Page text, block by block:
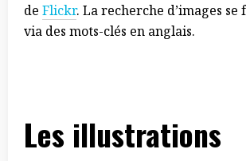
de Flickr. La recherche d’images
via des mots-clés en anglais.
Les illustrations